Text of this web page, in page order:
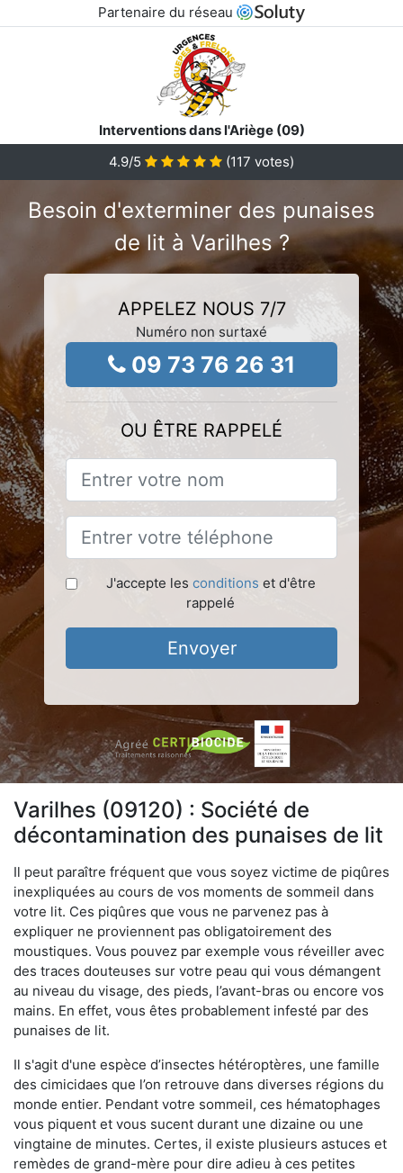
Partenaire du réseau
Interventions dans l'Ariège (09)
4.9/5 (117 votes)
Besoin d'exterminer des punaises
de lit à Varilhes ?
APPELEZ NOUS 7/7
Numéro non surtaxé
09 73 76 26 31
OU ÊTRE RAPPELÉ
J'accepte les conditions et d'être
rappelé
Envoyer
Varilhes (09120) : Société de
décontamination des punaises de lit
Il peut paraître fréquent que vous soyez victime de piqûres
inexpliquées au cours de vos moments de sommeil dans
votre lit. Ces piqûres que vous ne parvenez pas à
expliquer ne proviennent pas obligatoirement des
moustiques. Vous pouvez par exemple vous réveiller avec
des traces douteuses sur votre peau qui vous démangent
au niveau du visage, des pieds, l’avant-bras ou encore vos
mains. En effet, vous êtes probablement infesté par des
punaises de lit.
Il s'agit d'une espèce d’insectes hétéroptères, une famille
des cimicidaes que l’on retrouve dans diverses régions du
monde entier. Pendant votre sommeil, ces hématophages
vous piquent et vous sucent durant une dizaine ou une
vingtaine de minutes. Certes, il existe plusieurs astuces et
remèdes de grand-mère pour dire adieu à ces petites